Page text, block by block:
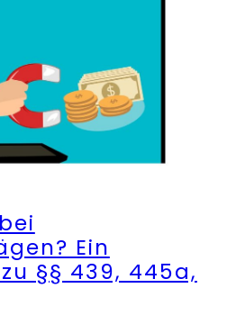
Ein
§§ 439, 445a,